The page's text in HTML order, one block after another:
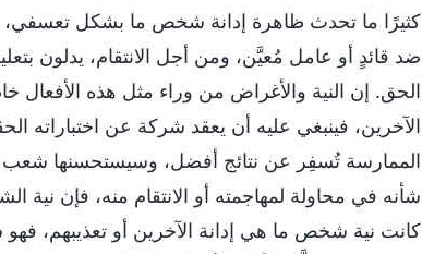
كثيرًا ما تحدث ظاهرة إدانة شخص ما بشكل تعسفي، ووصمه، وتعذيبه في كلّ كنيسة. على سبيل المثال، يُضمِر بعض الناس تحيُّزًا ضد قائدٍ أو عامل مُعيَّن، ومن أجل الانتقام، يدلون بتعليقات عنه من وراء ظهره، فيكشفونه ويُشرِّحونه تحت ستار عقد شركة حول الحق. إن النية والأغراض من وراء مثل هذه الأفعال خاطئة. فإذا كان المرء حقًا يعقد شركة عن الحق ليُقدِّم الشهادة لله وينفع الآخرين، فينبغي عليه أن يعقد شركة عن اختباراته الحقيقية الخاصة، وينفع الآخرين من خلال تشريح نفسه ومعرفتها. مثل هذه الممارسة تُسفِر عن نتائج أفضل، وسيستحسنها شعب الله المختار. أما إذا كانت شركة المرء تكشف شخصًا آخر وتُهاجِمه وتُقلِّل من شأنه في محاولة لمهاجمته أو الانتقام منه، فإن نية الشركة خاطئة، وغير مُبرَّرة، وممقوتة من الله، ولا تبني الإخوة والأخوات. إذا كانت نية شخص ما هي إدانة الآخرين أو تعذيبهم، فهو شخص شرير ويفعل الشر. ينبغي على جميع شعب الله المختار أن يكون لديهم تمييز عندما يتعلَّق الأمر بالأشرار. إذا قام شخص ما بمهاجمة الناس، أو كشفهم، أو التقليل من شأنهم عمدًا، فينبغي مساعدته بمحبّة، وعقد شركة معه وتشريحه، أو تهذيبه. أما إذا كان غير قادر على قبول الحق، ورفض بعناد إصلاح سلوكه، فهذه مسألة مختلفة تمامًا. عندما يتعلَّق الأمر بالأشرار الذين غالبًا ما يُديِنون الآخرين، ويوصمونهم، ويُعذِّبونهم بشكلٍ تعسفي، فينبغي كشفهم تمامًا، حتى يتعلَّم الجميع تمييزهم، ثم ينبغي تقييدهم أو طردهم من الكنيسة. هذا ضروري، لأن مثل هؤلاء الناس يزعجون حياة الكنيسة وعمل الكنيسة، ومن المرجح أن يُضلِّلوا الناس ويجلبوا الفوضى إلى الكنيسة. على وجه الخصوص، يُهاجم بعض الأشرار الآخرين ويدينونهم، فقط لتحقيق غرضهم المُتمثِّل في التباهي بأنفسهم وجعل الآخرين يُقدرونهم. كثيرًا ما يستغل هؤلاء الأشرار فرصة عقد شركة عن الحق في الاجتماعات لكشف الآخرين، وتشريحهم، وقمعهم بشكلٍ غير مباشر. بل إنهم يُبرِّرون هذا بالقول إنهم يفعلون ذلك لمساعدة الناس وحلّ المشكلات القائمة في الكنيسة، ويستخدمون هذه الذرائع كغطاءٍ لتحقيق أغراضهم. إنهم من نوع الأشخاص الذين يهاجمون الآخرين ويُعذِّبونهم، وكلهم أشرار بشكلٍ واضح. كل أولئك الذين يهاجمون ويُدينون الأشخاص الذين يسعون إلى الحق هم شرسون للغاية، ووحدهم أولئك الذين يكشفون الأشرار ويُشرِّحونهم لحماية عمل بيت الله هم مَنْ لديهم حسّ العدالة ويستحسنهم الله. غالبًا ما يكون الأشرار ماكرين جدًا في فعلهم للشر؛ إنهم جميعًا ماهرون في استخدام التعاليم لاختلاق مُبرِّرات لأنفسهم وتحقيق غرضهم المُتمثِّل في تضليل الآخرين. إذا لم يكن لدى شعب الله المُختار تمييز لهم وكانوا غير قادرين على تقييد هؤلاء الأشرار، فستُلقى حياة الكنيسة وعمل الكنيسة في فوضى تامّة؛ أو حتى في حالة من الهرج والمرج. عندما يعقد الأشرار شركة عن المشكلات ويُشرِّحونها، دائمًا ما تكون لديهم نية وغرض، ودائمًا ما يكون ذلك مُوجَّهًا إلى شخصٍ ما. إنهم لا يُشرِّحون أنفسهم أو يعرفونها، ولا ينفتحون ويكشفون أنفسهم لحلّ مشكلاتهم الخاصة؛ بل يستغلون الفرصة لكشف الآخرين، وتشريحهم، ومُهاجمتهم. كثيرًا ما يستغلون شركة معرفتهم الذاتية لتشريح الآخرين وإدانتهم، ومن خلال شركة كلام الله والحق، يكشفون الناس، ويُقلِّلون من شأنهم، ويُشهِّرون بهم. إنهم يشعرون بالنفور والكراهية بشدّة تجاه أولئك الذين يسعون إلى الحق، وأولئك الذين يتحملون عبئًا من أجل عمل الكنيسة، وأولئك الذين كثيرًا ما يقومون بواجباتهم. يستخدم الأشرار شتى أنواع المُبرِّرات والذرائع لمهاجمة حماس هؤلاء الناس ومنعهم من تنفيذ عمل الكنيسة. جزء مما يشعرون به تجاههم هو الغيرة والكراهية؛ وجزء آخر هو الخوف من أن هؤلاء الناس، من خلال شروعهم في القيام بالعمل، يُشكِّلون تهديدًا لشهرتهم ومكسبهم ومكانتهم. لذا، فهم حريصون على تجربة كلّ وسيلة ممكنة لتحذيرهم وقمعهم وتقييدهم، بل يصل بهم الأمر إلى حد جمع الذرائع لتلفيق التهم لهم وتشويه الحقائق من أجل إدانتهم. هذا يكشف تمامًا أن شخصية هؤلاء الأشرار هي شخصية تكره الحق والأمور الإيجابية. إنّ لديهم كراهية خاصّة لأولئك الذين يسعون إلى الحق ويحبون الأمور الإيجابية، ولأولئك الذين هم أبرياء، ومهذبون، ومستقيمون إلى حدٍّ ما. قد لا يقولون ذلك، لكن هذا نوع عقليتهم. لماذا إذن يستهدفون بالتحديد الساعين إلى الحق، والمهذبين والمُستقيمين، لكشفهم، والتقليل من شأنهم، وقمعهم، وإقصائهم؟ من الواضح أن هذه محاولة من جانبهم للإطاحة بالأشخاص الصالحين وأولئك الذين يسعون إلى الحق وإسقاطهم، ودوسهم تحت الأقدام، حتى يتمكنوا من السيطرة على الكنيسة. بعض الناس لا يعتقدون أن الأمر كذلك. ولهؤلاء، أطرح سؤالًا واحدًا: لماذا، عند عقد شركة عن الحق، لا يكشف هؤلاء الأشرار أنفسهم أو يُشرِّحون أنفسهم، ويستهدفون دائمًا الآخرين ويكشفونهم بدلاً من